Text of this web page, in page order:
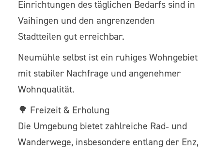
Einrichtungen des täglichen Bedarfs sind in
Vaihingen und den angrenzenden
Stadtteilen gut erreichbar.
Neumühle selbst ist ein ruhiges Wohngebiet
mit stabiler Nachfrage und angenehmer
Wohnqualität.
🌳 Freizeit & Erholung
Die Umgebung bietet zahlreiche Rad‑ und
Wanderwege, insbesondere entlang der Enz,